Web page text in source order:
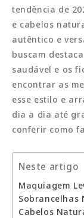
tendência de
e cabelos
autêntico e
buscam
saudável e os
encontrar as
esse estilo e
dia a dia até
conferir como
Neste artigo
Maquiagem
Sobrancelhas
Cabelos